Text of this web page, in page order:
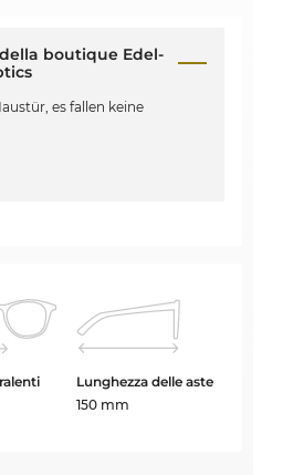
boutique Edel-
es fallen keine
Lunghezza delle aste
150 mm